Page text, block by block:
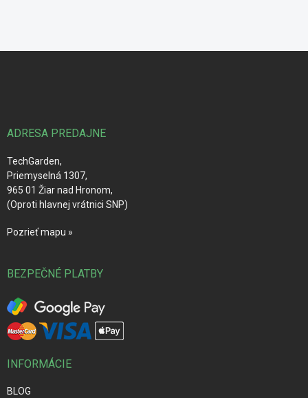
ADRESA PREDAJNE
TechGarden,
Priemyselná 1307,
965 01 Žiar nad Hronom,
(Oproti hlavnej vrátnici SNP)
Pozrieť mapu »
BEZPEČNÉ PLATBY
INFORMÁCIE
BLOG